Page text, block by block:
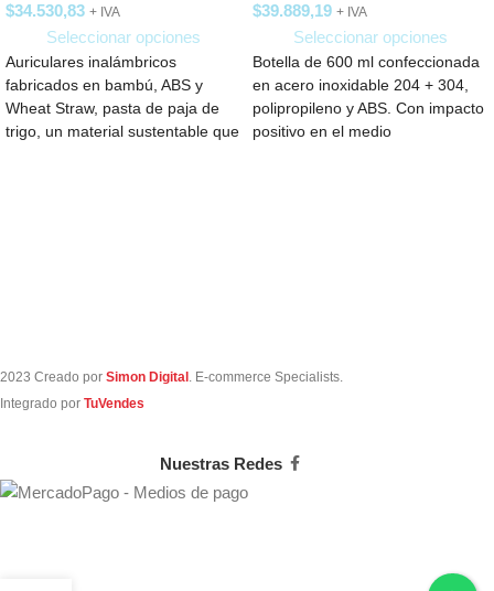
$34.530,83 + IVA
Seleccionar opciones
Auriculares inalámbricos
fabricados en bambú, ABS y
Wheat Straw, pasta de paja de
trigo, un material sustentable que
$39.889,19 + IVA
Seleccionar opciones
Botella de 600 ml confeccionada
en acero inoxidable 204 + 304,
polipropileno y ABS. Con impacto
positivo en el medio
2023 Creado por Simon Digital . E-commerce Specialists.
Integrado por TuVendes
Nuestras Redes